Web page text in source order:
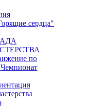
сердца"
по
Чемпионат